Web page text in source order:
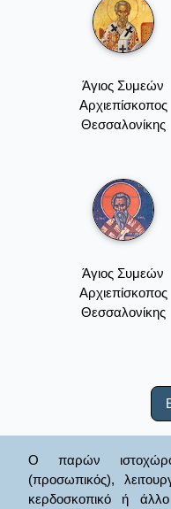
Άγιος Συμεών
Αρχιεπίσκοπος
Θεσσαλονίκης
Άγιος Συμεών
Αρχιεπίσκοπος
Θεσσαλονίκης
Ο παρών
(προσωπικός),
κερδοσκοπικό ή